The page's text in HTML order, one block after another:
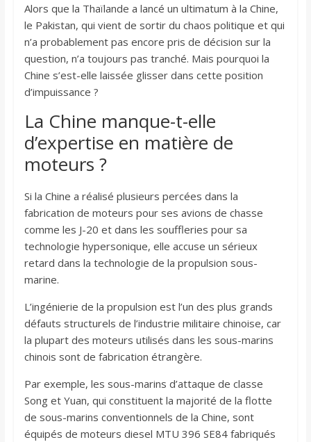
Alors que la Thaïlande a lancé un ultimatum à la Chine,
le Pakistan, qui vient de sortir du chaos politique et qui
n’a probablement pas encore pris de décision sur la
question, n’a toujours pas tranché. Mais pourquoi la
Chine s’est-elle laissée glisser dans cette position
d’impuissance ?
La Chine manque-t-elle
d’expertise en matière de
moteurs ?
Si la Chine a réalisé plusieurs percées dans la
fabrication de moteurs pour ses avions de chasse
comme les J-20 et dans les souffleries pour sa
technologie hypersonique, elle accuse un sérieux
retard dans la technologie de la propulsion sous-
marine.
L’ingénierie de la propulsion est l’un des plus grands
défauts structurels de l’industrie militaire chinoise, car
la plupart des moteurs utilisés dans les sous-marins
chinois sont de fabrication étrangère.
Par exemple, les sous-marins d’attaque de classe
Song et Yuan, qui constituent la majorité de la flotte
de sous-marins conventionnels de la Chine, sont
équipés de moteurs diesel MTU 396 SE84 fabriqués